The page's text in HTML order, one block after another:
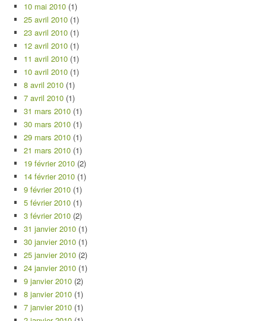
10 mai 2010 (1)
25 avril 2010 (1)
23 avril 2010 (1)
12 avril 2010 (1)
11 avril 2010 (1)
10 avril 2010 (1)
8 avril 2010 (1)
7 avril 2010 (1)
31 mars 2010 (1)
30 mars 2010 (1)
29 mars 2010 (1)
21 mars 2010 (1)
19 février 2010 (2)
14 février 2010 (1)
9 février 2010 (1)
5 février 2010 (1)
3 février 2010 (2)
31 janvier 2010 (1)
30 janvier 2010 (1)
25 janvier 2010 (2)
24 janvier 2010 (1)
9 janvier 2010 (2)
8 janvier 2010 (1)
7 janvier 2010 (1)